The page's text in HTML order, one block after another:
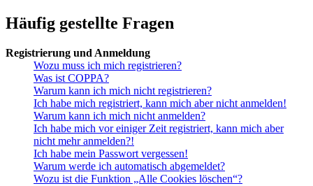
Häufig gestellte Fragen
Registrierung und Anmeldung
Wozu muss ich mich registrieren?
Was ist COPPA?
Warum kann ich mich nicht registrieren?
Ich habe mich registriert, kann mich aber nicht anmelden!
Warum kann ich mich nicht anmelden?
Ich habe mich vor einiger Zeit registriert, kann mich aber
nicht mehr anmelden?!
Ich habe mein Passwort vergessen!
Warum werde ich automatisch abgemeldet?
Wozu ist die Funktion „Alle Cookies löschen“?